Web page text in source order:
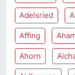
Adelsried
Affing
Ahorn